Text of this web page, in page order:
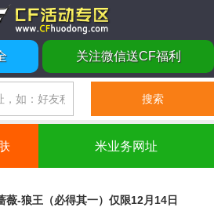
关注微信送CF福利
米业务网址
薇-狼王（必得其一）仅限12月14日